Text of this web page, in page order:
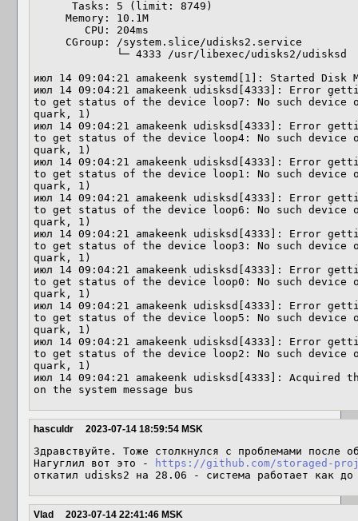
июл 14 09:04:21 amakeenk systemd[1]: Started Disk
июл 14 09:04:21 amakeenk udisksd[4333]: Error
to get status of the device loop7: No such device
quark, 1)
июл 14 09:04:21 amakeenk udisksd[4333]: Error
to get status of the device loop4: No such device
quark, 1)
июл 14 09:04:21 amakeenk udisksd[4333]: Error
to get status of the device loop1: No such device
quark, 1)
июл 14 09:04:21 amakeenk udisksd[4333]: Error
to get status of the device loop6: No such device
quark, 1)
июл 14 09:04:21 amakeenk udisksd[4333]: Error
to get status of the device loop3: No such device
quark, 1)
июл 14 09:04:21 amakeenk udisksd[4333]: Error
to get status of the device loop0: No such device
quark, 1)
июл 14 09:04:21 amakeenk udisksd[4333]: Error
to get status of the device loop5: No such device
quark, 1)
июл 14 09:04:21 amakeenk udisksd[4333]: Error
to get status of the device loop2: No such device
quark, 1)
июл 14 09:04:21 amakeenk udisksd[4333]: Acquired
on the system message bus
hasculdr 2023-07-14 18:59:54 MSK
Здравствуйте. Тоже столкнулся с проблемами после
Нагуглил вот это -
https://github.com/storaged-
откатил udisks2 на 28.06 - система работает как до
Vlad 2023-07-14 22:41:46 MSK